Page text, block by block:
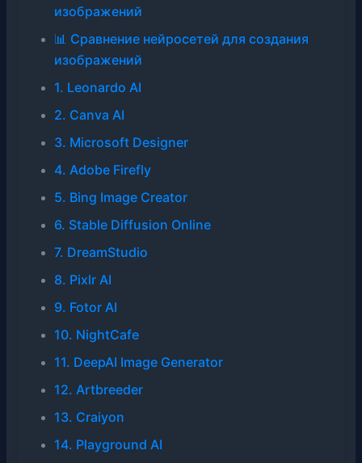
изображений
📊 Сравнение нейросетей для создания
изображений
1. Leonardo AI
2. Canva AI
3. Microsoft Designer
4. Adobe Firefly
5. Bing Image Creator
6. Stable Diffusion Online
7. DreamStudio
8. Pixlr AI
9. Fotor AI
10. NightCafe
11. DeepAI Image Generator
12. Artbreeder
13. Craiyon
14. Playground AI